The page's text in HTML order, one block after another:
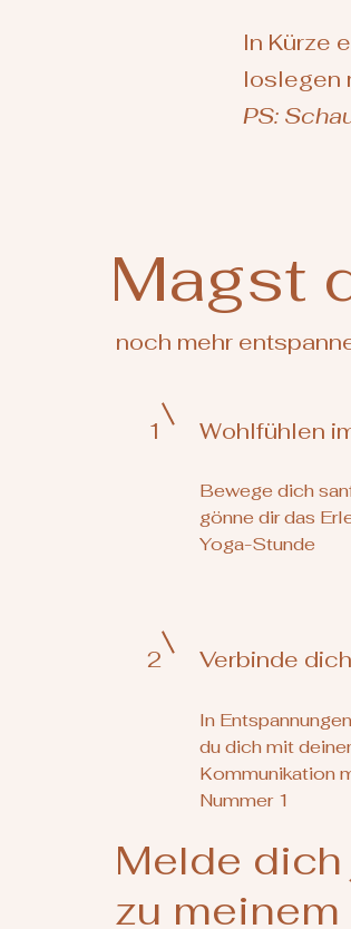
In Kürze
loslegen
PS:
Magst
noch mehr
1 Wohlfühlen
Bewege dich
gönne dir das
Yoga-Stunde
2 Verbinde
In
du dich mit
Kommunikation
Nummer 1
Melde
zu